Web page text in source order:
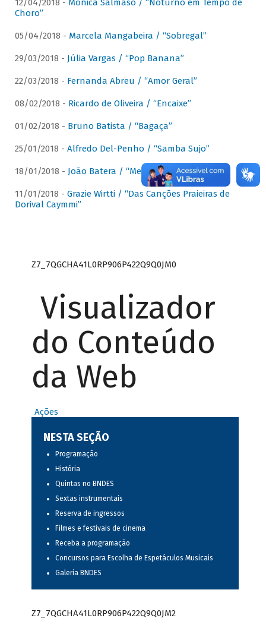
12/04/2018 - Mônica Salmaso / “Noturno em Tempo de
Choro”
05/04/2018 - Marcela Mangabeira / “Sobregal”
29/03/2018 - Júlia Vargas / “Pop Banana”
22/03/2018 - Fernanda Abreu / “Amor Geral”
08/02/2018 - Ricardo de Oliveira / “Encaixe”
01/02/2018 - Bruno Batista / “Bagaça”
25/01/2018 - Alfredo Del-Penho / “Samba Sujo”
18/01/2018 - João Batera / “Meu Pandeiro”
11/01/2018 - Grazie Wirtti / “Das Canções Praieiras de
Dorival Caymmi”
Z7_7QGCHA41L0RP906P422Q9Q0JM0
Visualizador
do Conteúdo
da Web
Ações
NESTA SEÇÃO
Programação
História
Quintas no BNDES
Sextas instrumentais
Reserva de ingressos
Filmes e festivais de cinema
Receba a programação
Concursos para Escolha de Espetáculos Musicais
Galeria BNDES
Z7_7QGCHA41L0RP906P422Q9Q0JM2